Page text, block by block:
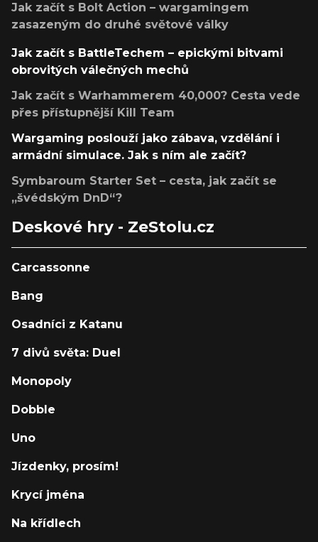
Jak začít s Bolt Action – wargamingem
zasazeným do druhé světové války
Jak začít s BattleTechem – epickými bitvami
obrovitých válečných mechů
Jak začít s Warhammerem 40,000? Cesta vede
přes přístupnější Kill Team
Wargaming poslouží jako zábava, vzdělání i
armádní simulace. Jak s ním ale začít?
Symbaroum Starter Set – cesta, jak začít se
„švédským DnD“?
Deskové hry - ZeStolu.cz
Carcassonne
Bang
Osadníci z Katanu
7 divů světa: Duel
Monopoly
Dobble
Uno
Jízdenky, prosím!
Krycí jména
Na křídlech